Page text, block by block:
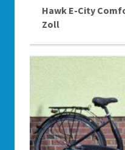
Hawk E-City
Zoll